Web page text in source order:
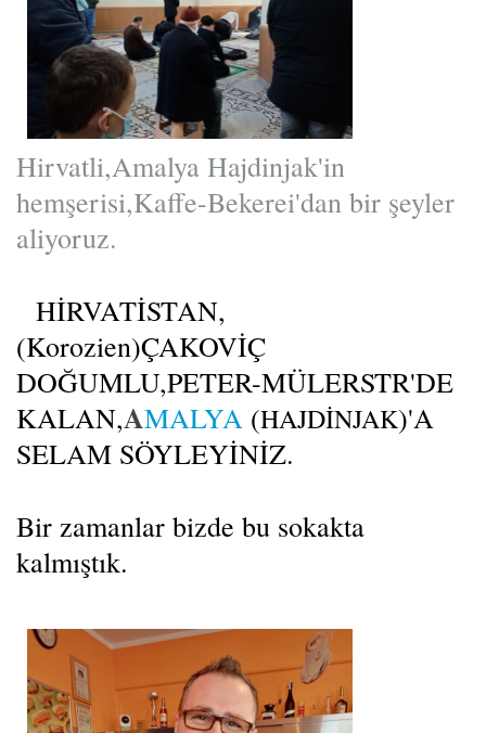
Hirvatli,Amalya Hajdinjak'in
hemşerisi,Kaffe-Bekerei'dan bir şeyler
aliyoruz.
HİRVATİSTAN,
(Korozien)ÇAKOVİÇ
DOĞUMLU,PETER-MÜLERSTR'DE
KALAN,AMALYA (HAJDİNJAK)'A
SELAM SÖYLEYİNİZ.
Bir zamanlar bizde bu sokakta
kalmıştık.